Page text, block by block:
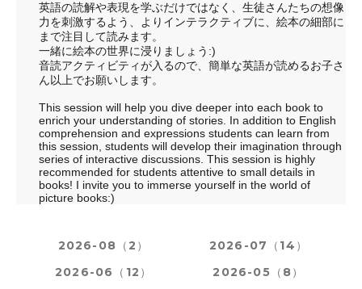
英語の読解や表現を学ぶだけではなく、生徒さんたちの想像
力を刺激するよう、よりインテラクティブに、絵本の細部に
まで注目して読みます。
一緒に絵本の世界に浸りましょう:)
音読アクティビティが入るので、簡単な英語が読めるお子さ
ん以上でお願いします。
This session will help you dive deeper into each book to
enrich your understanding of stories. In addition to English
comprehension and expressions students can learn from
this session, students will develop their imagination through
series of interactive discussions. This session is highly
recommended for students attentive to small details in
books! I invite you to immerse yourself in the world of
picture books:)
2026-08（2）
2026-07（14）
2026-06（12）
2026-05（8）